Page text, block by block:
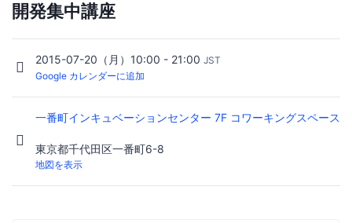
開発集中講座
2015-07-20（月）10:00 - 21:00 JST
Google カレンダーに追加
一番町インキュベーションセンター 7F コワーキングスペース
東京都千代田区一番町6-8
地図を表示